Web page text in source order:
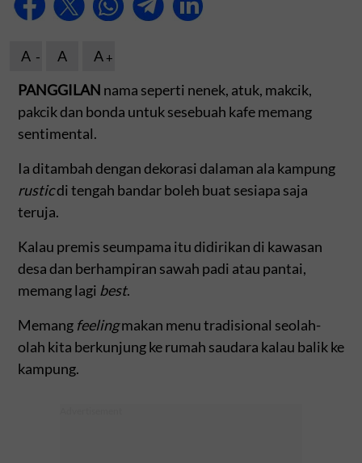
A A
A
PANGGILAN nama seperti nenek, atuk, makcik,
pakcik dan bonda untuk sesebuah kafe memang
sentimental.
Ia ditambah dengan dekorasi dalaman ala kampung
rusticdi tengah bandar boleh buat sesiapa saja
teruja.
Kalau premis seumpama itu didirikan di kawasan
desa dan berhampiran sawah padi atau pantai,
memang lagi best.
Memang feelingmakan menu tradisional seolah-
olah kita berkunjung ke rumah saudara kalau balik ke
kampung.